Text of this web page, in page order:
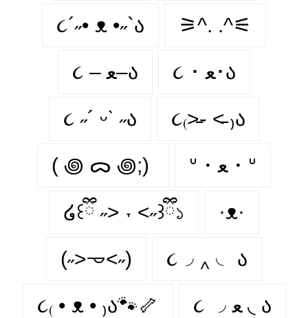
૮´˶• ᴥ •˶`ა ⚞^. .^⚟
૮ – ﻌ–ა ૮ ･ ﻌ･ა
૮ ˶´ ᵕˋ ˶ა ૮₍˃̵֊ ˂̵ ₎ა
( ꩜ ᯅ ꩜;)⁭ ⁭ ᐡ・ﻌ・ᐡ
໒꒰ྀི ˶> ˕ <˶꒱ྀི১ ·ᴥ·
(˶˃𐃷˂˶) ૮◞ ‸ ◟ ა
૮₍ • ᴥ • ₎ა🐾🦴 ૮ ◞ ﻌ ◟ ა